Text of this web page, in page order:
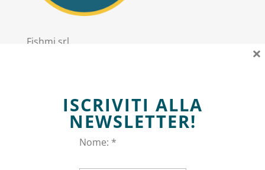
Fishmi srl
Informazioni
ISCRIVITI ALLA
NEWSLETTER!
Nome: *
×